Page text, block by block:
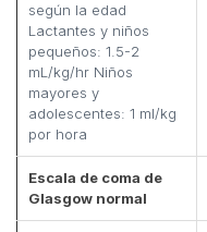
según la edad
Lactantes y niños
pequeños: 1.5-2
mL/kg/hr Niños
mayores y
adolescentes: 1 ml/kg
por hora
Escala de coma de
Glasgow normal